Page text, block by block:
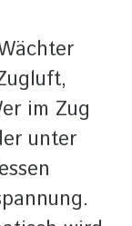
im Zug
unter